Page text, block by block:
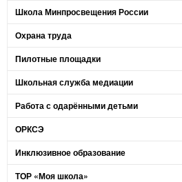
Школа Минпросвещения России
Охрана труда
Пилотные площадки
Школьная служба медиации
Работа с одарёнными детьми
ОРКСЭ
Инклюзивное образование
ТОР «Моя школа»